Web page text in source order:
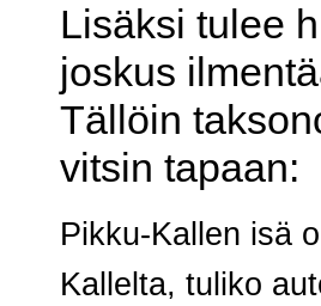
Lisäksi tulee
joskus
Tällöin
vitsin tapaan:
Pikku-Kallen isä
Kallelta, tuliko